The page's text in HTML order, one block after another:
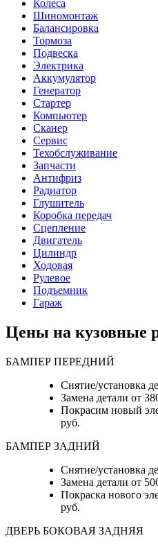
Колеса
Шиномонтаж
Балансировка
Тормоза
Подвеска
Электрика
Аккумулятор
Генератор
Стартер
Компьютер
Сканер
Сервис
Техобслуживание
Запчасти
Антифриз
Радиатор
Глушитель
Коробка передач
Сцепление
Двигатель
Цилиндр
Ходовая
Рулевое
Подъемник
Гараж
Цены на кузовные
БАМПЕР ПЕРЕДНИЙ
Снятие/установка
Замена детали от
Покрасим новый
руб.
БАМПЕР ЗАДНИЙ
Снятие/установка
Замена детали от
Покраска нового
руб.
ДВЕРЬ БОКОВАЯ ЗАДНЯЯ